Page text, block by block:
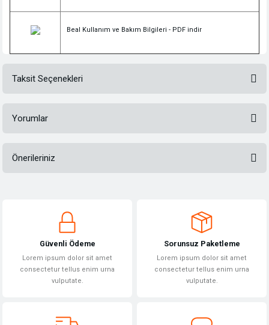
Beal Kullanım ve Bakım Bilgileri - PDF indir
Taksit Seçenekleri
Yorumlar
Önerileriniz
Görüş ve önerileriniz için teşekkür ederiz.
Ürün açıklamasında eksik bilgiler bulunuyor.
Ürün bilgilerinde hatalar bulunuyor.
Bu ürüne benzer farklı alternatifler olmalı.
Güvenli Ödeme
Lorem ipsum dolor sit amet
consectetur tellus enim urna
vulputate.
Sorunsuz Paketleme
Lorem ipsum dolor sit amet
consectetur tellus enim urna
vulputate.